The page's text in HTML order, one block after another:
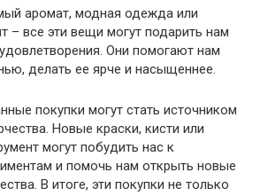
аромат, модная одежда или
– все эти вещи могут подарить нам
Они помогают нам
делать ее ярче и насыщеннее.
покупки могут стать источником
Новые краски, кисти или
могут побудить нас к
и помочь нам открыть новые
В итоге, эти покупки не только